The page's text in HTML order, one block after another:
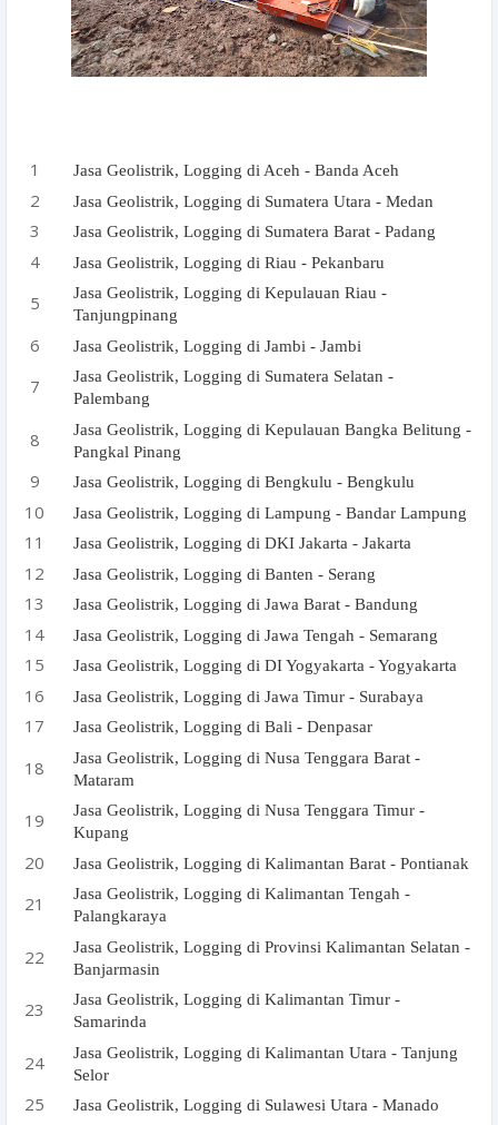
Jasa Geolistrik, Logging di Aceh - Banda Aceh
Jasa Geolistrik, Logging di Sumatera Utara - Medan
Jasa Geolistrik, Logging di Sumatera Barat - Padang
Jasa Geolistrik, Logging di Riau - Pekanbaru
Jasa Geolistrik, Logging di Kepulauan Riau -
Tanjungpinang
Jasa Geolistrik, Logging di Jambi - Jambi
Jasa Geolistrik, Logging di Sumatera Selatan -
Palembang
Jasa Geolistrik, Logging di Kepulauan Bangka Belitung -
Pangkal Pinang
Jasa Geolistrik, Logging di Bengkulu - Bengkulu
Jasa Geolistrik, Logging di Lampung - Bandar Lampung
Jasa Geolistrik, Logging di DKI Jakarta - Jakarta
Jasa Geolistrik, Logging di Banten - Serang
Jasa Geolistrik, Logging di Jawa Barat - Bandung
Jasa Geolistrik, Logging di Jawa Tengah - Semarang
Jasa Geolistrik, Logging di DI Yogyakarta - Yogyakarta
Jasa Geolistrik, Logging di Jawa Timur - Surabaya
Jasa Geolistrik, Logging di Bali - Denpasar
Jasa Geolistrik, Logging di Nusa Tenggara Barat -
Mataram
Jasa Geolistrik, Logging di Nusa Tenggara Timur -
Kupang
Jasa Geolistrik, Logging di Kalimantan Barat - Pontianak
Jasa Geolistrik, Logging di Kalimantan Tengah -
Palangkaraya
Jasa Geolistrik, Logging di Provinsi Kalimantan Selatan -
Banjarmasin
Jasa Geolistrik, Logging di Kalimantan Timur -
Samarinda
Jasa Geolistrik, Logging di Kalimantan Utara - Tanjung
Selor
Jasa Geolistrik, Logging di Sulawesi Utara - Manado